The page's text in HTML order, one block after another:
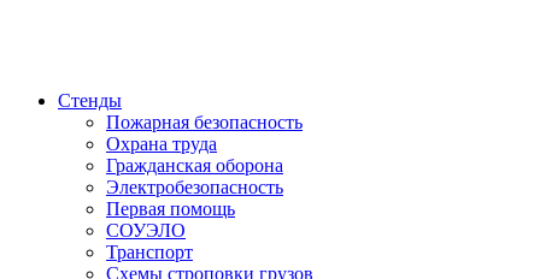
Стенды
Пожарная безопасность
Охрана труда
Гражданская оборона
Электробезопасность
Первая помощь
СОУЭЛО
Транспорт
Схемы строповки грузов